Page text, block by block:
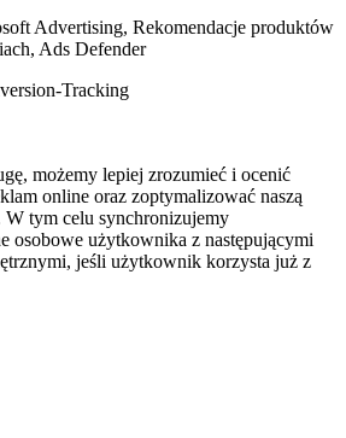
Advertising, Rekomendacje produktów
Ads Defender
Tracking
możemy lepiej zrozumieć i ocenić
online oraz zoptymalizować naszą
W tym celu synchronizujemy
osobowe użytkownika z następującymi
jeśli użytkownik korzysta już z